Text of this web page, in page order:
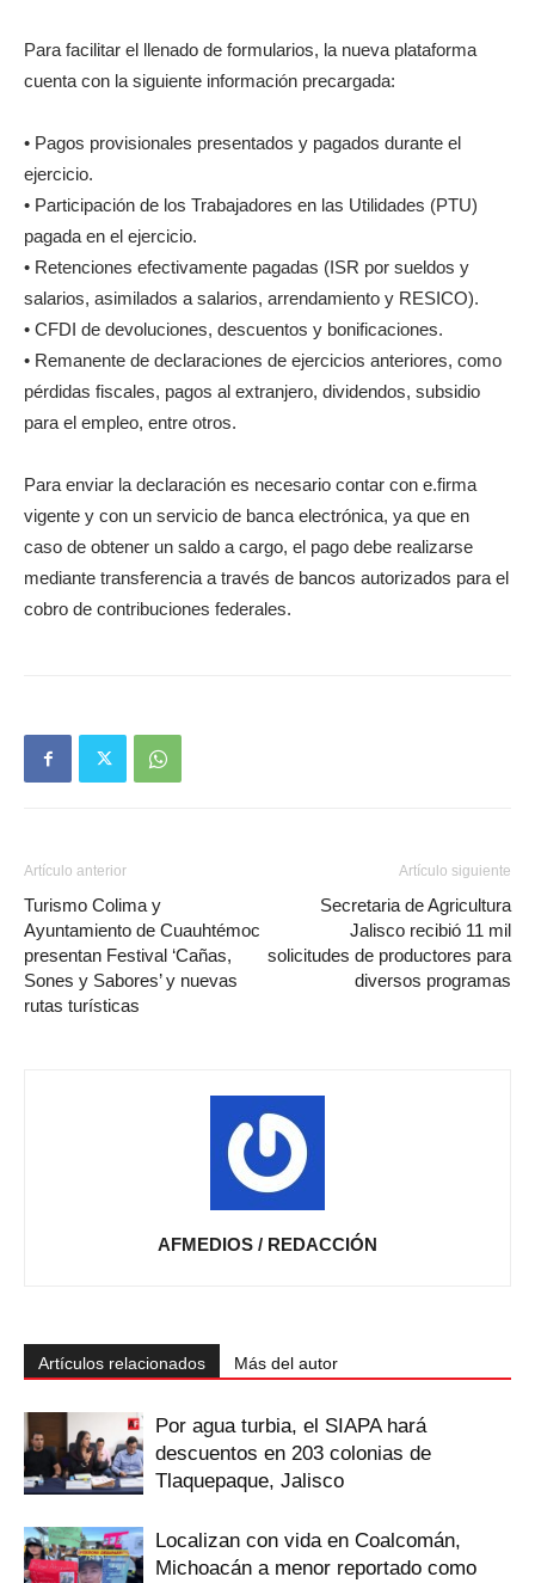
Para facilitar el llenado de formularios, la nueva plataforma
cuenta con la siguiente información precargada:
• Pagos provisionales presentados y pagados durante el
ejercicio.
• Participación de los Trabajadores en las Utilidades (PTU)
pagada en el ejercicio.
• Retenciones efectivamente pagadas (ISR por sueldos y
salarios, asimilados a salarios, arrendamiento y RESICO).
• CFDI de devoluciones, descuentos y bonificaciones.
• Remanente de declaraciones de ejercicios anteriores, como
pérdidas fiscales, pagos al extranjero, dividendos, subsidio
para el empleo, entre otros.
Para enviar la declaración es necesario contar con e.firma
vigente y con un servicio de banca electrónica, ya que en
caso de obtener un saldo a cargo, el pago debe realizarse
mediante transferencia a través de bancos autorizados para el
cobro de contribuciones federales.
Artículo anterior
Turismo Colima y
Ayuntamiento de Cuauhtémoc
presentan Festival ‘Cañas,
Sones y Sabores’ y nuevas
rutas turísticas
Artículo siguiente
Secretaria de Agricultura
Jalisco recibió 11 mil
solicitudes de productores para
diversos programas
AFMEDIOS / REDACCIÓN
Artículos relacionados Más del autor
Por agua turbia, el SIAPA hará
descuentos en 203 colonias de
Tlaquepaque, Jalisco
Localizan con vida en Coalcomán,
Michoacán a menor reportado como